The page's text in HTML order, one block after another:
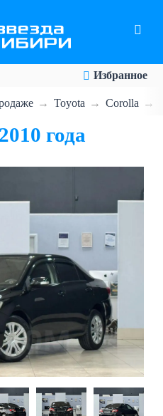
Избранное
Toyota Corolla
года